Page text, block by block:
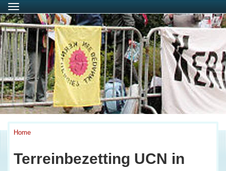
Menu
Home
Terreinbezetting UCN in